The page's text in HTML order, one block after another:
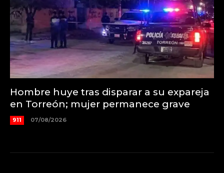
Hombre huye tras disparar a su expareja
en Torreón; mujer permanece grave
911 07/08/2026